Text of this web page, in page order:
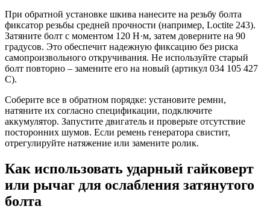
При обратной установке шкива нанесите на резьбу болта
фиксатор резьбы средней прочности (например, Loctite 243).
Затяните болт с моментом 120 Н·м, затем доверните на 90
градусов. Это обеспечит надежную фиксацию без риска
самопроизвольного откручивания. Не используйте старый
болт повторно – замените его на новый (артикул 034 105 427
C).
Соберите все в обратном порядке: установите ремни,
натяните их согласно спецификации, подключите
аккумулятор. Запустите двигатель и проверьте отсутствие
посторонних шумов. Если ремень генератора свистит,
отрегулируйте натяжение или замените ролик.
Как использовать ударный гайковерт
или рычаг для ослабления затянутого
болта